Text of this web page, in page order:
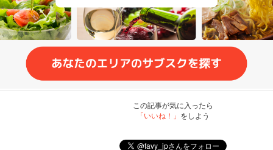
この記事が気に入ったら
「いいね！」 をしよう